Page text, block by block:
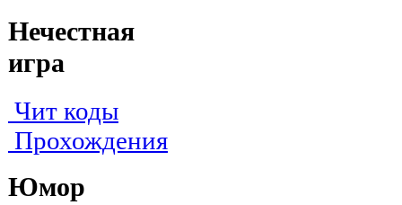
Нечестная
игра
Чит коды
Прохождения
Юмор